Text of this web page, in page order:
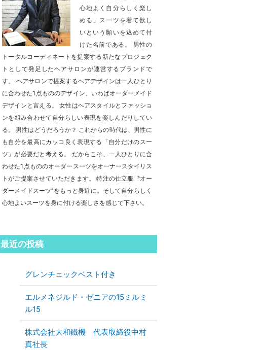
心地よく自分らしく楽し
める」スーツを着て欲し
いという願いを込めて付
けた名前である。 男性の
トータルコーディネートを提案する新たなプロジェク
トとして発足したヘアサロンが運営するブランドで
す。 ヘアサロンで提案するヘアデザインは一人ひとり
に合わせた1点もののデザイン、いわばオーダーメイド
デザインと言える。 女性はヘアスタイルとファッショ
ンを組み合わせて自分らしい表現を楽しんだりしてい
る。 男性はどうだろうか？ これからの時代は、男性に
も自分を最高にカッコ良く表現する「自分だけのスー
ツ」が必要だと考える。 だからこそ、一人ひとりに合
わせた1点もののオーダースーツをオーナースタイリス
トがご提案させていただきます。 特注の仕立服〝オー
ダーメイドスーツ”をもっと身近に。そして自分らしく
心地よいスーツを身に付ける楽しさを感じて下さい。
最近の投稿
グレンチェックベスト付き
エルメネジルド・ゼニアの15ミルミ
ル15
株式会社大和鐵機 代表取締役中村
真社長